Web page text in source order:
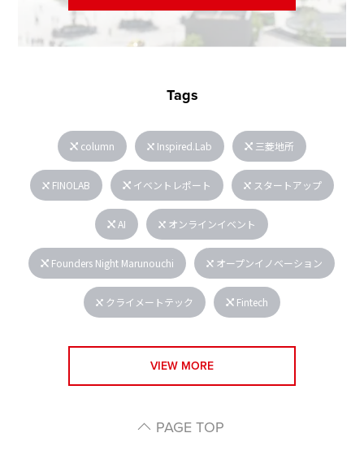
Tags
column Inspired.Lab 三菱地所
FINOLAB イベントレポート スタートアップ
AI オンラインイベント
Founders Night Marunouchi オープンイノベーション
クライメートテック Fintech
VIEW MORE
PAGE TOP